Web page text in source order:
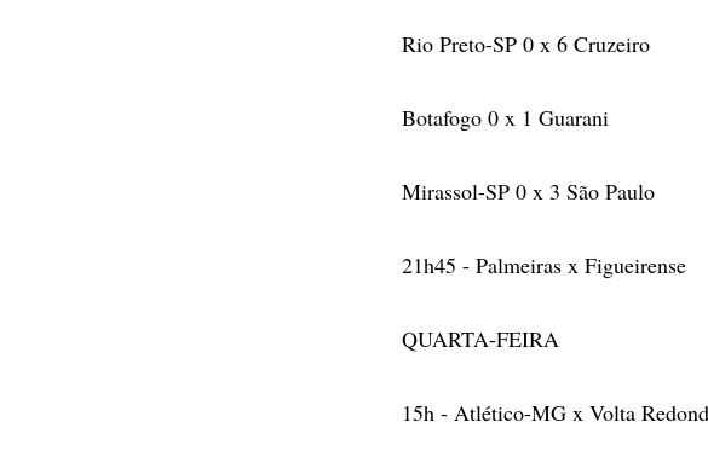
Rio Preto-SP 0 x 6 Cruzeiro
Botafogo 0 x 1 Guarani
Mirassol-SP 0 x 3 São Paulo
21h45 - Palmeiras x Figueirense
QUARTA-FEIRA
15h - Atlético-MG x Volta